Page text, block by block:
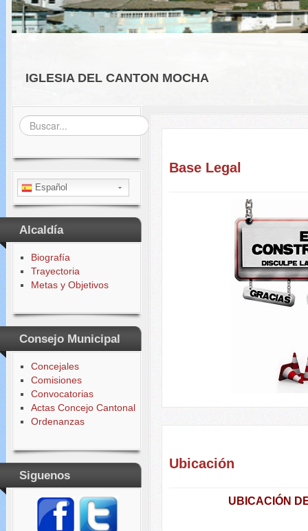
IGLESIA DEL CANTON MOCHA
Buscar...
Español
Alcaldía
Biografía
Trayectoria
Metas y Objetivos
Consejo Municipal
Concejales
Comisiones
Convocatorias
Actas Concejo Cantonal
Ordenanzas
Siguenos
Base Legal
Ubicación
UBICACIÓN